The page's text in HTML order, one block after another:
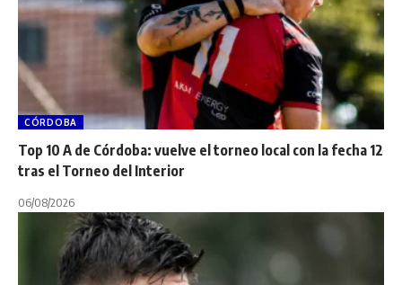
CÓRDOBA
Top 10 A de Córdoba: vuelve el torneo local con la fecha 12
tras el Torneo del Interior
06/08/2026